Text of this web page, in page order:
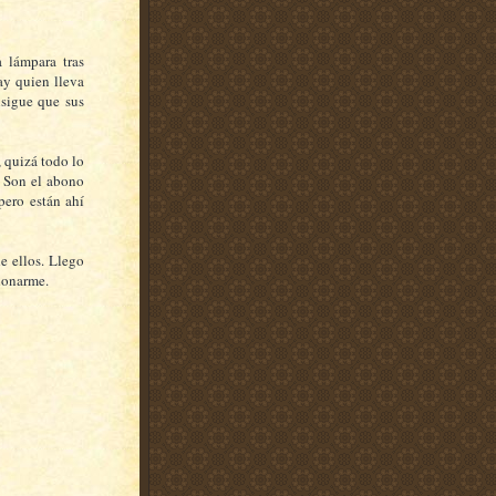
lámpara tras
quien lleva
que sus
quizá todo lo
el abono
están ahí
ellos. Llego